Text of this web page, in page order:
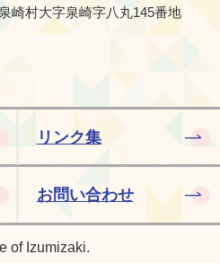
崎村大字泉崎字八丸145番地
リンク集
お問い合わせ
of Izumizaki.